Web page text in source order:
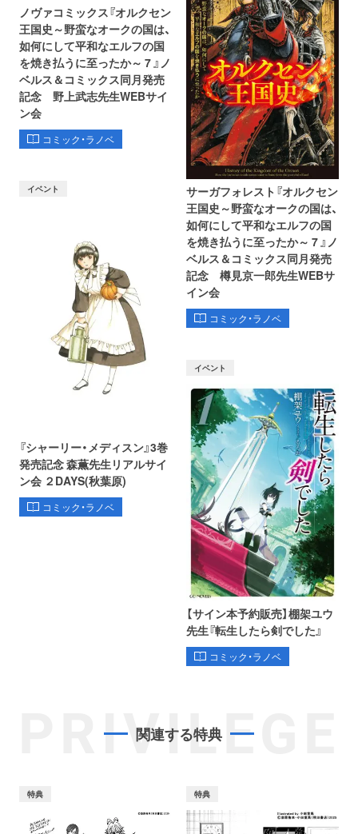
ノヴァコミックス『オルクセン
王国史～野蛮なオークの国は、
如何にして平和なエルフの国
を焼き払うに至ったか～ 7 』ノ
ベルス＆コミックス同月発売
記念 野上武志先生WEBサイ
ン会
コミック・ラノベ
サーガフォレスト『オルクセン
王国史～野蛮なオークの国は、
如何にして平和なエルフの国
を焼き払うに至ったか～ 7 』ノ
ベルス＆コミックス同月発売
記念 樽見京一郎先生WEBサ
イン会
コミック・ラノベ
イベント
『シャーリー・メディスン』3巻
発売記念 森薫先生リアルサイ
ン会 ２DAYS(秋葉原)
コミック・ラノベ
イベント
【サイン本予約販売】棚架ユウ
先生『転生したら剣でした』
コミック・ラノベ
PRIVILEGE
関連する特典
特典 特典